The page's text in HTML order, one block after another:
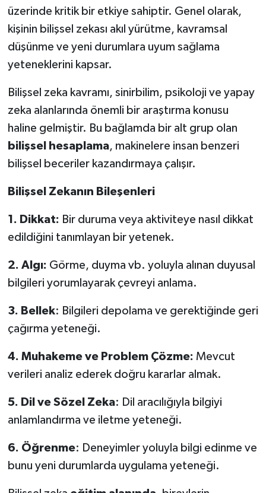
üzerinde kritik bir etkiye sahiptir. Genel olarak,
kişinin bilişsel zekası akıl yürütme, kavramsal
düşünme ve yeni durumlara uyum sağlama
yeteneklerini kapsar.
Bilişsel zeka kavramı, sinirbilim, psikoloji ve yapay
zeka alanlarında önemli bir araştırma konusu
haline gelmiştir. Bu bağlamda bir alt grup olan
bilişsel hesaplama, makinelere insan benzeri
bilişsel beceriler kazandırmaya çalışır.
Bilişsel Zekanın Bileşenleri
1. Dikkat: Bir duruma veya aktiviteye nasıl dikkat
edildiğini tanımlayan bir yetenek.
2. Algı: Görme, duyma vb. yoluyla alınan duyusal
bilgileri yorumlayarak çevreyi anlama.
3. Bellek: Bilgileri depolama ve gerektiğinde geri
çağırma yeteneği.
4. Muhakeme ve Problem Çözme: Mevcut
verileri analiz ederek doğru kararlar almak.
5. Dil ve Sözel Zeka: Dil aracılığıyla bilgiyi
anlamlandırma ve iletme yeteneği.
6. Öğrenme: Deneyimler yoluyla bilgi edinme ve
bunu yeni durumlarda uygulama yeteneği.